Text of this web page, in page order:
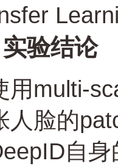
验结论
用multi-
人脸的
自